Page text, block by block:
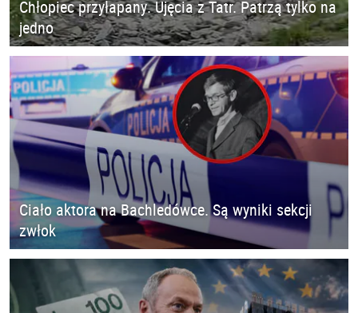
Chłopiec przyłapany. Ujęcia z Tatr. Patrzą tylko na
jedno
Ciało aktora na Bachledówce. Są wyniki sekcji
zwłok